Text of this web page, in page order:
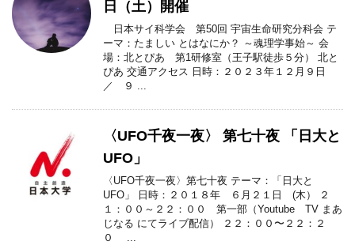
日（土）開催
日本サイ科学会 第50回 宇宙生命研究分科会 テ
ーマ：たましい とはなにか？ ～魂理学事始～ 会
場：北とぴあ 第1研修室（王子駅徒歩５分） 北と
ぴあ 交通アクセス 日時：２０２３年１２月９日
／ ９ ...
〈UFO千夜一夜〉 第七十夜 「日大と
UFO」
〈UFO千夜一夜〉第七十夜 テーマ：「日大と
UFO」 日時：２０１８年 ６月２１日 (木） ２
１：００～２２：００ 第一部（Youtube TV まあ
じなる にてライブ配信） ２２：００〜２２：２
０ ...